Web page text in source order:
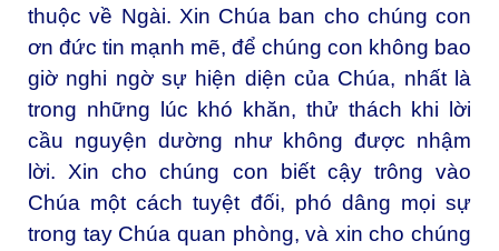
thuộc về Ngài. Xin Chúa ban cho chúng con
ơn đức tin mạnh mẽ, để chúng con không bao
giờ nghi ngờ sự hiện diện của Chúa, nhất là
trong những lúc khó khăn, thử thách khi lời
cầu nguyện dường như không được nhậm
lời. Xin cho chúng con biết cậy trông vào
Chúa một cách tuyệt đối, phó dâng mọi sự
trong tay Chúa quan phòng, và xin cho chúng